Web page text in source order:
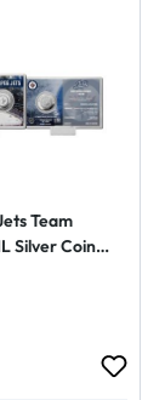
Team
Silver Coin
Preis: